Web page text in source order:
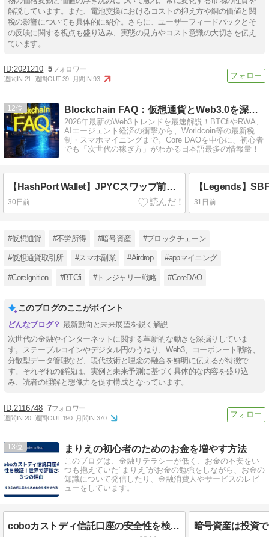
解説しています。また、電池交換におけるコストの抑え方や銅の価値と関
税の影響についても具体的に紹介。さらに、ユーザーフィードバックとそ
の反映に関する視点も盛り込み、実態の見方やコスト意識の大切さを伝え
ています。
2021210 5
週間IN:21 週間OUT:39 月間IN:93
12 Blockchain FAQ：仮想通貨とWeb3.0を深掘り
2026年最新のWeb3トレンドを最速解説！BTCfiやRWA、
AIエージェント経済の衝撃から、Worldcoin等の最新税
制・スマホマイニングまで。Core DAOを中心に、初心者
でも「次世代の稼ぎ方」がわかる日本語最多の情報量！
【HashPort Wallet】JPYCスワップ前に知るべき4つの隠れたリスクと税務の罠
30日前 31日前
#仮想通貨 #不労所得 #暗号資産 #ブロックチェーン
#仮想通貨取引所 #スマホ副業 #Airdrop #appマイニング
#CoreIgnition #BTCfi #トレジャリー戦略 #CoreDAO
このブログのここがポイント
最新動向と未来展望を鋭く解説
次世代の金融やインターネットに関する革新的な動きを深掘りしていま
す。ステーブルコインやデジタル円のうねり、Web3、コーポレート戦略、
分散型データ管理など、現代技術と理念の融合を鮮明に伝えるが特徴で
す。それぞれの解説は、実例と未来予測に基づく具体的な内容を盛り込
み、読者の理解と想像力を促す構成となっています。
2116748 7
週間IN:20 週間OUT:190 月間IN:370
13 まりえの初心者のためのお金を増やす方法
このブログは、金融リテラシーが低く、お金の不安をい
つも抱えていた"まりえ”がお金の勉強をしながら、お金の
知識について発信したり、金融消費人やサービスのレビ
ューをしています。
coboカストディ信託口座の安全性を検証！世界で評価される３つの理由